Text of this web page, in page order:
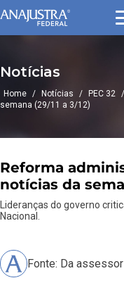
Notícias
Home / Notícias / PEC 32 /
semana (29/11 a 3/12)
Reforma
notícias da
Lideranças do governo
Nacional.
Fonte: Da